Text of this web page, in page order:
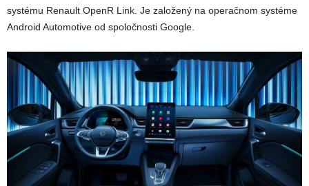
systému Renault OpenR Link. Je založený na operačnom systéme
Android Automotive od spoločnosti Google.